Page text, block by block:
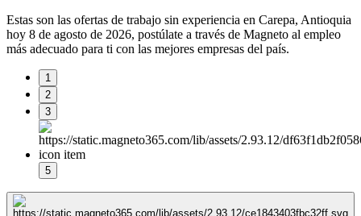
Estas son las ofertas de trabajo sin experiencia en Carepa, Antioquia
hoy 8 de agosto de 2026, postúlate a través de Magneto al empleo
más adecuado para ti con las mejores empresas del país.
1
2
3
5